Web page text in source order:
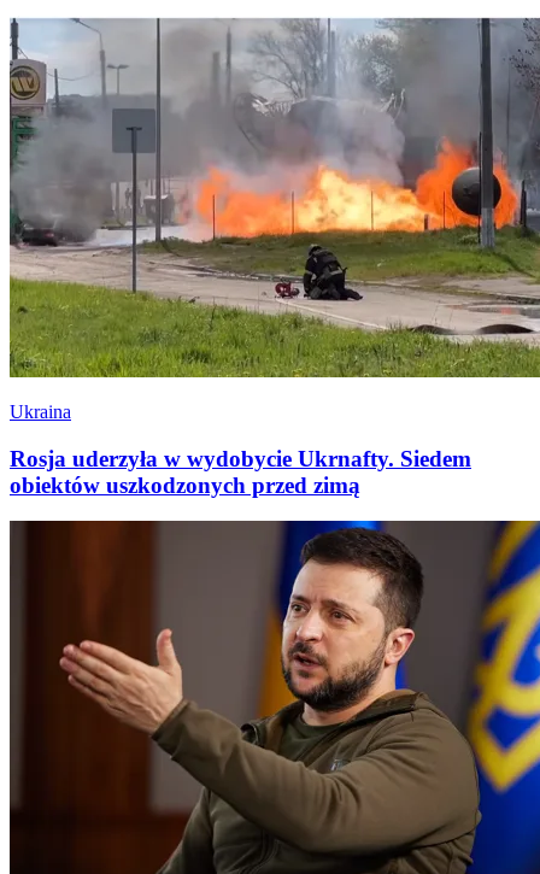
Ukraina
Rosja uderzyła w wydobycie Ukrnafty. Siedem
obiektów uszkodzonych przed zimą